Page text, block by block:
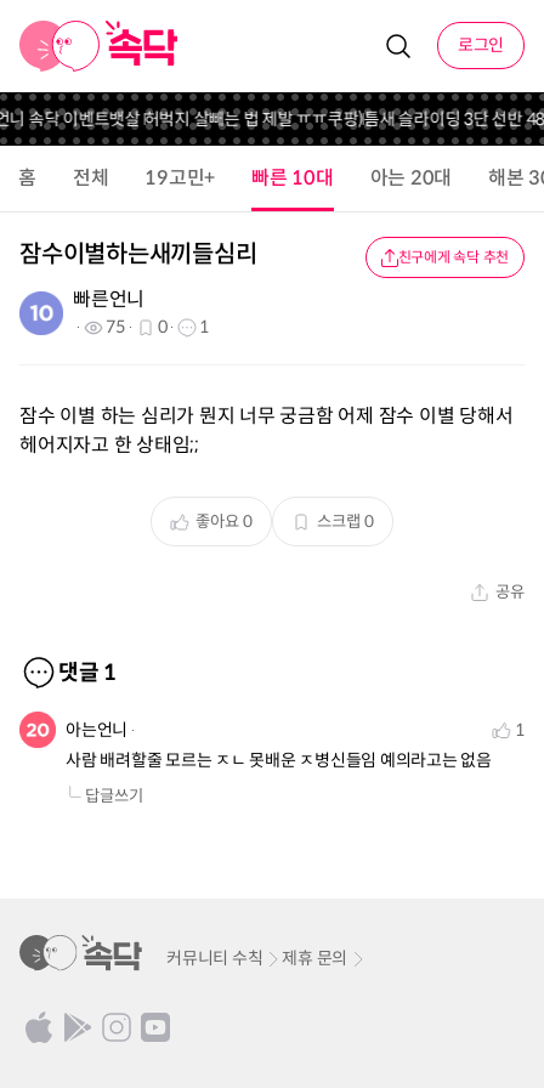
로그인
속닥 이벤트뱃살 허벅지 살빼는 법 제발 ㅠㅠ쿠팡)틈새 슬라이딩 3단 선반
홈 전체 19고민+ 빠른 10대 아는 20대 해본
잠수이별하는새끼들심리 친구에게 속닥 추천
빠른언니
75 0 1
잠수 이별 하는 심리가 뭔지 너무 궁금함 어제 잠수 이별 당해서
헤어지자고 한 상태임;;
좋아요0 스크랩 0
공유
댓글 1
아는언니
1
사람 배려할줄 모르는 ㅈㄴ 못배운 ㅈ병신들임 예의라고는 없음
답글쓰기
커뮤니티 수칙 제휴 문의